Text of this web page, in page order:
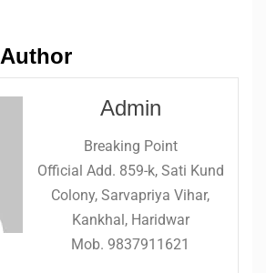
Admin
Breaking Point
Official Add. 859-k, Sati Kund
Colony, Sarvapriya Vihar,
Kankhal, Haridwar
Mob. 9837911621